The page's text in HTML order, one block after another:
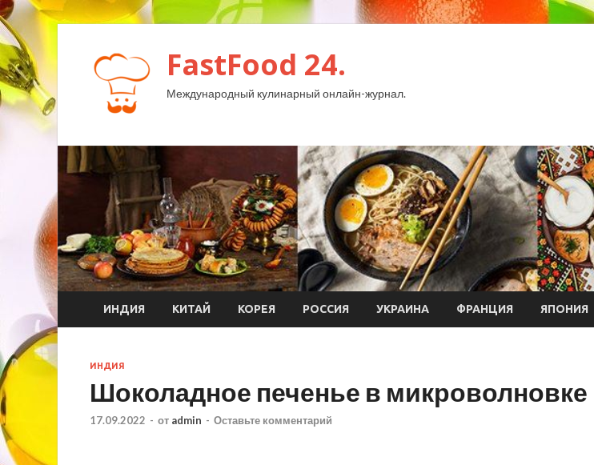
FastFood 24.
Международный кулинарный онлайн-журнал.
ИНДИЯ КИТАЙ КОРЕЯ РОССИЯ УКРАИНА ФРАНЦИЯ ЯПОНИЯ
ИНДИЯ
Шоколадное печенье в микроволновке
17.09.2022 - от admin - Оставьте комментарий